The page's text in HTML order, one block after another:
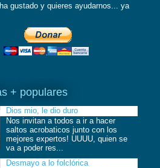
gustado y quieres ayudarnos... ya
+ populares
Dios mio, le dio duro
Nos invitan a todos a ir a hacer
saltos acrobaticos junto con los
mejores expertos! UUUU, quien se
va a poder res...
Desmayo a lo folclórica